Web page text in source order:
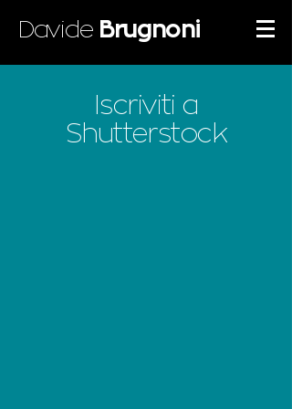
Davide Brugnoni
Iscriviti a
Shutterstock